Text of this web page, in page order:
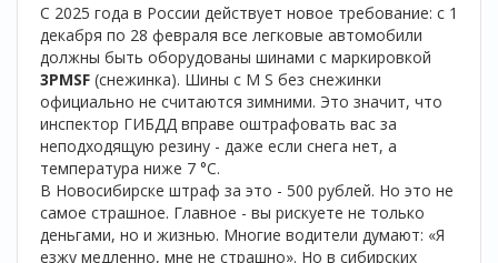
С 2025 года в России действует новое требование: с 1
декабря по 28 февраля все легковые автомобили
должны быть оборудованы шинами с маркировкой
3PMSF (снежинка). Шины с M S без снежинки
официально не считаются зимними. Это значит, что
инспектор ГИБДД вправе оштрафовать вас за
неподходящую резину - даже если снега нет, а
температура ниже 7 °C.
В Новосибирске штраф за это - 500 рублей. Но это не
самое страшное. Главное - вы рискуете не только
деньгами, но и жизнью. Многие водители думают: «Я
езжу медленно, мне не страшно». Но в сибирских